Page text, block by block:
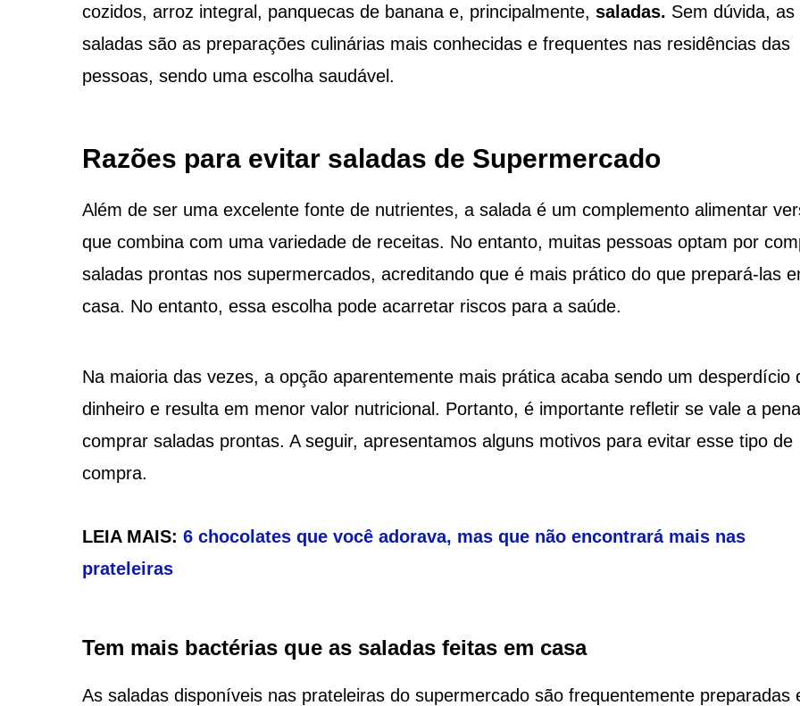
cozidos, arroz integral, panquecas de banana e, principalmente, saladas. Sem dúvida, as
saladas são as preparações culinárias mais conhecidas e frequentes nas residências das
pessoas, sendo uma escolha saudável.
Razões para evitar saladas de Supermercado
Além de ser uma excelente fonte de nutrientes, a salada é um complemento alimentar
que combina com uma variedade de receitas. No entanto, muitas pessoas optam por
saladas prontas nos supermercados, acreditando que é mais prático do que prepará-las
casa. No entanto, essa escolha pode acarretar riscos para a saúde.
Na maioria das vezes, a opção aparentemente mais prática acaba sendo um desperdício
dinheiro e resulta em menor valor nutricional. Portanto, é importante refletir se vale a pena
comprar saladas prontas. A seguir, apresentamos alguns motivos para evitar esse tipo de
compra.
LEIA MAIS: 6 chocolates que você adorava, mas que não encontrará mais nas
prateleiras
Tem mais bactérias que as saladas feitas em casa
As saladas disponíveis nas prateleiras do supermercado são frequentemente preparadas